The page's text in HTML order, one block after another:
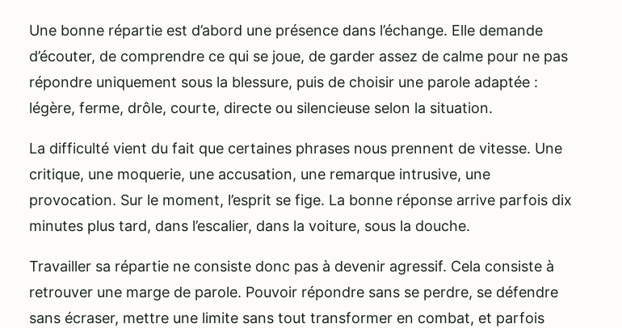
Une bonne répartie est d’abord une présence dans l’échange. Elle demande
d’écouter, de comprendre ce qui se joue, de garder assez de calme pour ne pas
répondre uniquement sous la blessure, puis de choisir une parole adaptée :
légère, ferme, drôle, courte, directe ou silencieuse selon la situation.
La difficulté vient du fait que certaines phrases nous prennent de vitesse. Une
critique, une moquerie, une accusation, une remarque intrusive, une
provocation. Sur le moment, l’esprit se fige. La bonne réponse arrive parfois dix
minutes plus tard, dans l’escalier, dans la voiture, sous la douche.
Travailler sa répartie ne consiste donc pas à devenir agressif. Cela consiste à
retrouver une marge de parole. Pouvoir répondre sans se perdre, se défendre
sans écraser, mettre une limite sans tout transformer en combat, et parfois